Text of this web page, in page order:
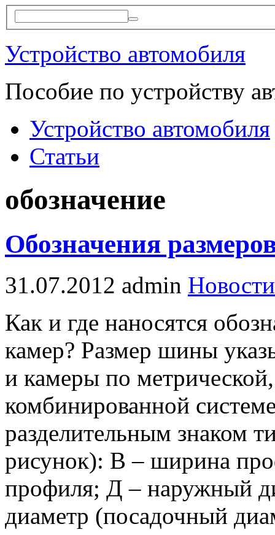
Устройство автомобиля
Пособие по устройству
Устройство автомобиля
Статьи
обозначение
Обозначения
31.07.2012 admin Новости
Как и где наносятся
камер? Размер шины
и камеры по
комбинированной
разделительным знаком
рисунок): В – ширина
профиля; Д – наружный
диаметр (посадочный